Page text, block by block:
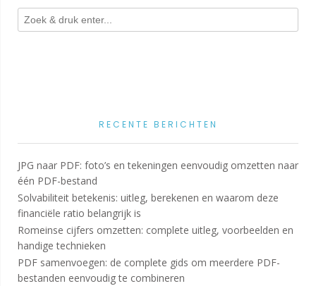
RECENTE BERICHTEN
JPG naar PDF: foto’s en tekeningen eenvoudig omzetten naar
één PDF-bestand
Solvabiliteit betekenis: uitleg, berekenen en waarom deze
financiële ratio belangrijk is
Romeinse cijfers omzetten: complete uitleg, voorbeelden en
handige technieken
PDF samenvoegen: de complete gids om meerdere PDF-
bestanden eenvoudig te combineren